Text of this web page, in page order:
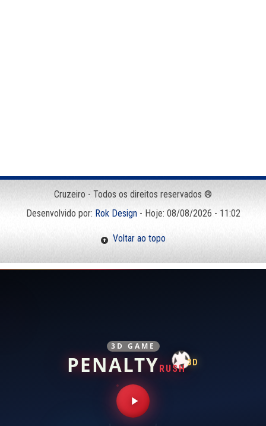
Cruzeiro - Todos os direitos reservados ®
Desenvolvido por: Rok Design- Hoje: 08/08/2026 - 11:02
Voltar ao topo
3D GAME
PENALTY RUSH
3D